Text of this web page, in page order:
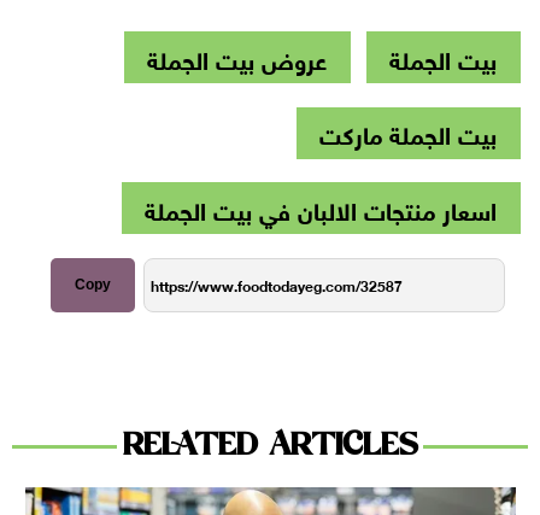
بيت الجملة
عروض بيت الجملة
بيت الجملة ماركت
اسعار منتجات الالبان في بيت الجملة
Copy
RELATED ARTICLES